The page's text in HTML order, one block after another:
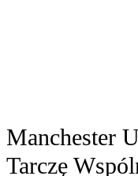
Manchester
Tarczę